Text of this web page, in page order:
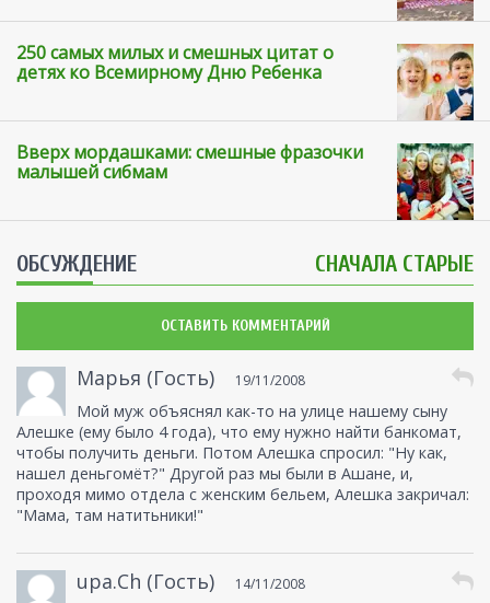
250 самых милых и смешных цитат о
детях ко Всемирному Дню Ребенка
Вверх мордашками: смешные фразочки
малышей сибмам
ОБСУЖДЕНИЕ СНАЧАЛА СТАРЫЕ
ОСТАВИТЬ КОММЕНТАРИЙ
Марья (Гость) 19/11/2008
Мой муж объяснял как-то на улице нашему сыну
Алешке (ему было 4 года), что ему нужно найти банкомат,
чтобы получить деньги. Потом Алешка спросил: "Ну как,
нашел деньгомёт?" Другой раз мы были в Ашане, и,
проходя мимо отдела с женским бельем, Алешка закричал:
"Мама, там натитьники!"
upa.Ch (Гость) 14/11/2008